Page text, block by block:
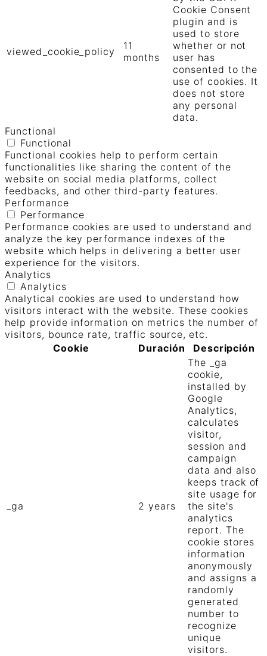
viewed_cookie_policy
11
months
Cookie Consent
plugin and is
used to store
whether or not
user has
consented to the
use of cookies. It
does not store
any personal
data.
Functional
Functional
Functional cookies help to perform certain
functionalities like sharing the content of the
website on social media platforms, collect
feedbacks, and other third-party features.
Performance
Performance
Performance cookies are used to understand and
analyze the key performance indexes of the
website which helps in delivering a better user
experience for the visitors.
Analytics
Analytics
Analytical cookies are used to understand how
visitors interact with the website. These cookies
help provide information on metrics the number of
visitors, bounce rate, traffic source, etc.
Cookie
Duración Descripción
_ga 2 years
The _ga
cookie,
installed by
Google
Analytics,
calculates
visitor,
session and
campaign
data and also
keeps track of
site usage for
the site's
analytics
report. The
cookie stores
information
anonymously
and assigns a
randomly
generated
number to
recognize
unique
visitors.